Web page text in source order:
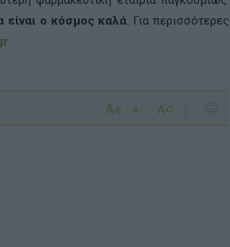
είναι ο κόσμος καλά. Για περισσότερες